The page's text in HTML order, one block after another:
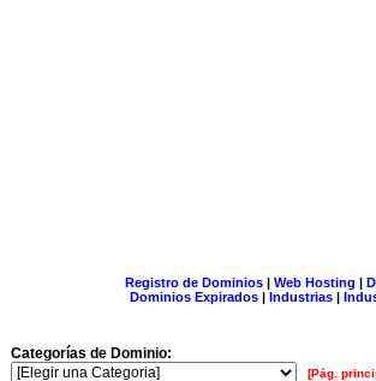
Registro de Dominios| Web Hosting |
Dominios Expirados | Industrias |
Categorías de Dominio:
[Pág.